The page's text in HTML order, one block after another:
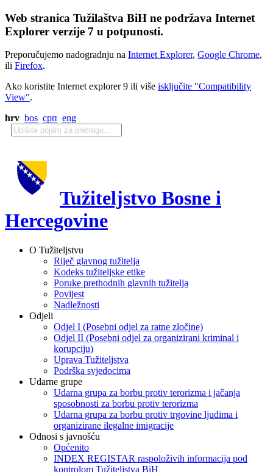
Web stranica Tužilaštva BiH ne podržava Internet
Explorer verzije 7 u potpunosti.
Preporučujemo nadogradnju na Internet Explorer, Google Chrome,
ili Firefox.
Ako koristite Internet explorer 9 ili više isključite "Compatibility
View".
hrv bos срп eng
Tužiteljstvo Bosne i
Hercegovine
O Tužiteljstvu
Riječ glavnog tužitelja
Kodeks tužiteljske etike
Poruke prethodnih glavnih tužitelja
Povijest
Nadležnosti
Odjeli
Odjel I (Posebni odjel za ratne zločine)
Odjel II (Posebni odjel za organizirani kriminal i
korupciju)
Uprava Tužiteljstva
Podrška svjedocima
Udarne grupe
Udarna grupa za borbu protiv terorizma i jačanja
sposobnosti za borbu protiv terorizma
Udarna grupa za borbu protiv trgovine ljudima i
organizirane ilegalne imigracije
Odnosi s javnošću
Općenito
INDEX REGISTAR raspoloživih informacija pod
kontrolom Tužiteljstva BiH